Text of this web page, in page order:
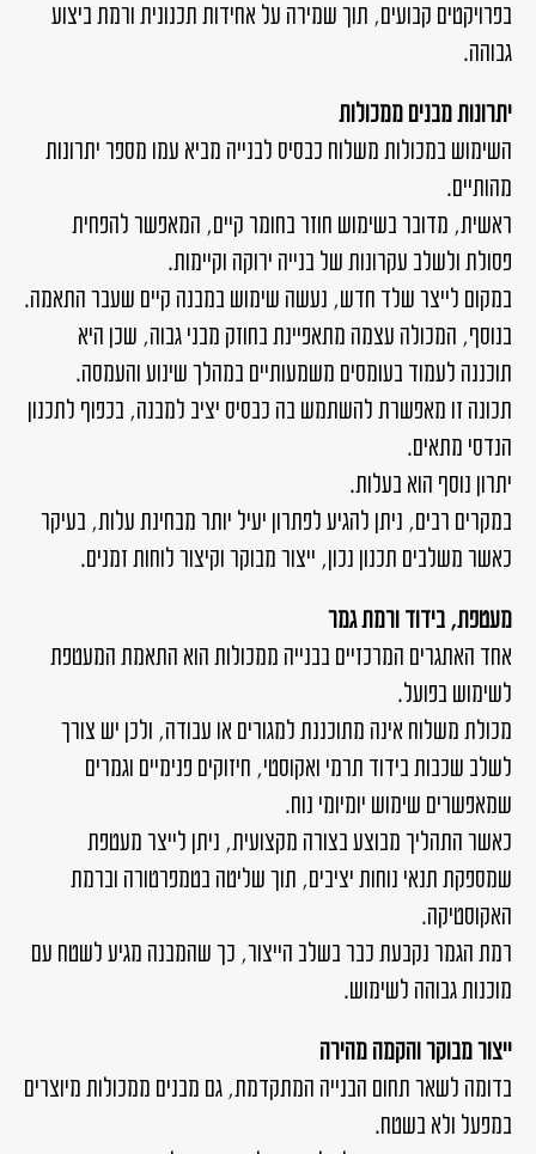
בפרויקטים קבועים, תוך שמירה על אחידות תכנונית ורמת ביצוע
גבוהה.
יתרונות מבנים ממכולות
השימוש במכולות משלוח כבסיס לבנייה מביא עמו מספר יתרונות
מהותיים.
ראשית, מדובר בשימוש חוזר בחומר קיים, המאפשר להפחית
פסולת ולשלב עקרונות של בנייה ירוקה וקיימות.
במקום לייצר שלד חדש, נעשה שימוש במבנה קיים שעבר התאמה.
בנוסף, המכולה עצמה מתאפיינת בחוזק מבני גבוה, שכן היא
תוכננה לעמוד בעומסים משמעותיים במהלך שינוע והעמסה.
תכונה זו מאפשרת להשתמש בה כבסיס יציב למבנה, בכפוף לתכנון
הנדסי מתאים.
יתרון נוסף הוא בעלות.
במקרים רבים, ניתן להגיע לפתרון יעיל יותר מבחינת עלות, בעיקר
כאשר משלבים תכנון נכון, ייצור מבוקר וקיצור לוחות זמנים.
מעטפת, בידוד ורמת גמר
אחד האתגרים המרכזיים בבנייה ממכולות הוא התאמת המעטפת
לשימוש בפועל.
מכולת משלוח אינה מתוכננת למגורים או עבודה, ולכן יש צורך
לשלב שכבות בידוד תרמי ואקוסטי, חיזוקים פנימיים וגמרים
שמאפשרים שימוש יומיומי נוח.
כאשר התהליך מבוצע בצורה מקצועית, ניתן לייצר מעטפת
שמספקת תנאי נוחות יציבים, תוך שליטה בטמפרטורה וברמת
האקוסטיקה.
רמת הגמר נקבעת כבר בשלב הייצור, כך שהמבנה מגיע לשטח עם
מוכנות גבוהה לשימוש.
ייצור מבוקר והקמה מהירה
בדומה לשאר תחום הבנייה המתקדמת, גם מבנים ממכולות מיוצרים
במפעל ולא בשטח.